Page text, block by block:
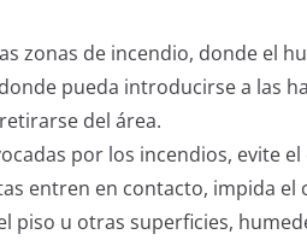
zonas de incendio, donde el
pueda introducirse a las
del área.
por los incendios, evite
entren en contacto, impida el
piso u otras superficies,